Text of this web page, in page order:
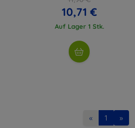
10,71 €
Auf Lager 1 Stk.
« 1 »